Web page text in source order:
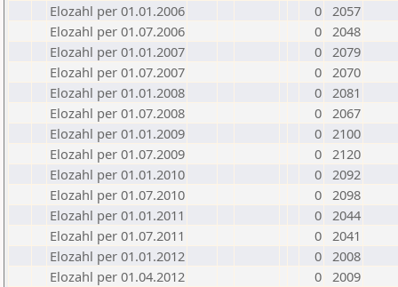
Elozahl per 01.01.2006
0 2057
Elozahl per 01.07.2006
0 2048
Elozahl per 01.01.2007
0 2079
Elozahl per 01.07.2007
0 2070
Elozahl per 01.01.2008
0 2081
Elozahl per 01.07.2008
0 2067
Elozahl per 01.01.2009
0 2100
Elozahl per 01.07.2009
0 2120
Elozahl per 01.01.2010
0 2092
Elozahl per 01.07.2010
0 2098
Elozahl per 01.01.2011
0 2044
Elozahl per 01.07.2011
0 2041
Elozahl per 01.01.2012
0 2008
Elozahl per 01.04.2012
0 2009